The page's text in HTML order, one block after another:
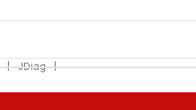
❘ JDiag ❘